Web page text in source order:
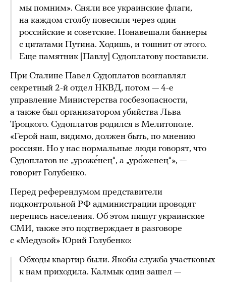
мы помним». Сняли все украинские флаги,
на каждом столбу повесили через один
российские и советские. Понавешали баннеры
с цитатами Путина. Ходишь, и тошнит от этого.
Еще памятник [Павлу] Судоплатову поставили.
При Сталине Павел Судоплатов возглавлял
секретный 2-й отдел НКВД, потом — 4-е
управление Министерства госбезопасности,
а также был организатором убийства Льва
Троцкого. Судоплатов родился в Мелитополе.
«Герой наш, видимо, должен быть, по мнению
россиян. Но у нас нормальные люди говорят, что
Судоплатов не „уроже́нец“, а „уро́женец“», —
говорит Голубенко.
Перед референдумом представители
подконтрольной РФ администрации проводят
перепись населения. Об этом пишут украинские
СМИ, также это подтверждает в разговоре
с «Медузой» Юрий Голубенко:
Обходы квартир были. Якобы служба участковых
к нам приходила. Калмык один зашел —